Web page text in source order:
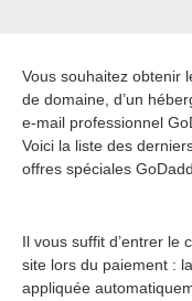
Vous souhaitez obtenir
de domaine, d’un
e-mail professionnel
Voici la liste des
offres spéciales
Il vous suffit d’entrer le
site lors du paiement :
appliquée